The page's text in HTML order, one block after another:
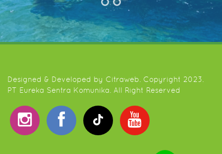
Designed & Developed by Citraweb . Copyright 2023.
PT Eureka Sentra Komunika. All Right Reserved